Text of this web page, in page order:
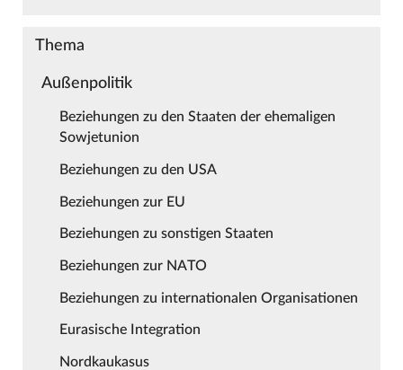
Thema
Außenpolitik
Beziehungen zu den Staaten der ehemaligen
Sowjetunion
Beziehungen zu den USA
Beziehungen zur EU
Beziehungen zu sonstigen Staaten
Beziehungen zur NATO
Beziehungen zu internationalen Organisationen
Eurasische Integration
Nordkaukasus